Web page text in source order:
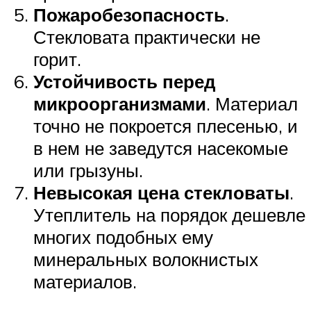
Пожаробезопасность.
Стекловата практически не
горит.
Устойчивость перед
микроорганизмами. Материал
точно не покроется плесенью, и
в нем не заведутся насекомые
или грызуны.
Невысокая цена стекловаты.
Утеплитель на порядок дешевле
многих подобных ему
минеральных волокнистых
материалов.